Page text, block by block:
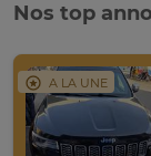
Nos top
A LA UNE